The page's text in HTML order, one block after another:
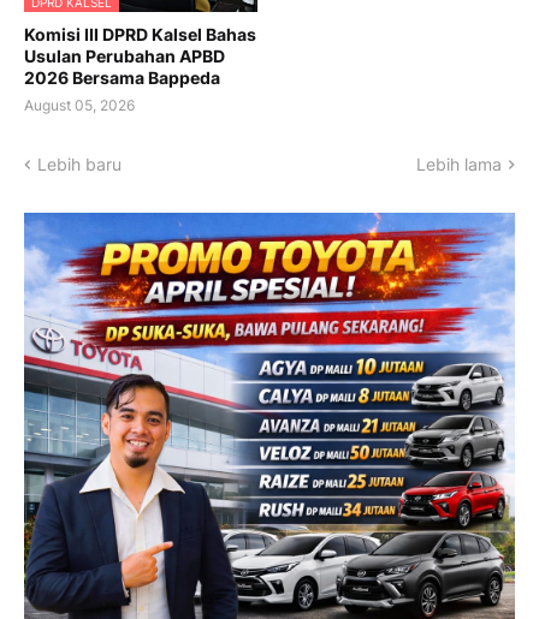
Komisi III DPRD Kalsel Bahas
Usulan Perubahan APBD
2026 Bersama Bappeda
August 05, 2026
Lebih baru Lebih lama